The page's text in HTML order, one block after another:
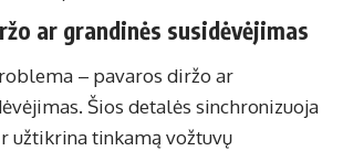
ar grandinės susidėvėjimas
– pavaros diržo ar
Šios detalės sinchronizuoja
užtikrina tinkamą vožtuvų